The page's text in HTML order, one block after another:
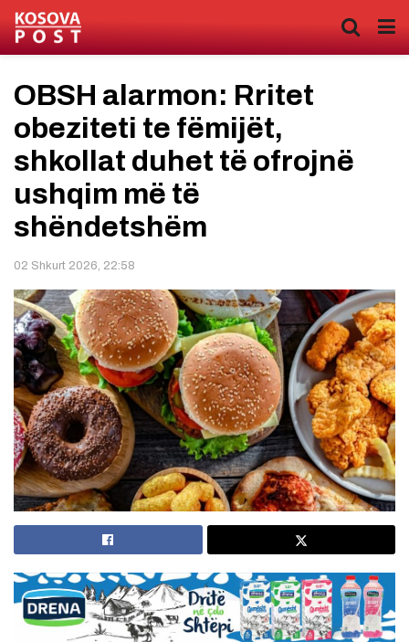
OBSH alarmon: Rritet
obeziteti te fëmijët,
shkollat duhet të ofrojnë
ushqim më të
shëndetshëm
02 Shkurt 2026, 22:58